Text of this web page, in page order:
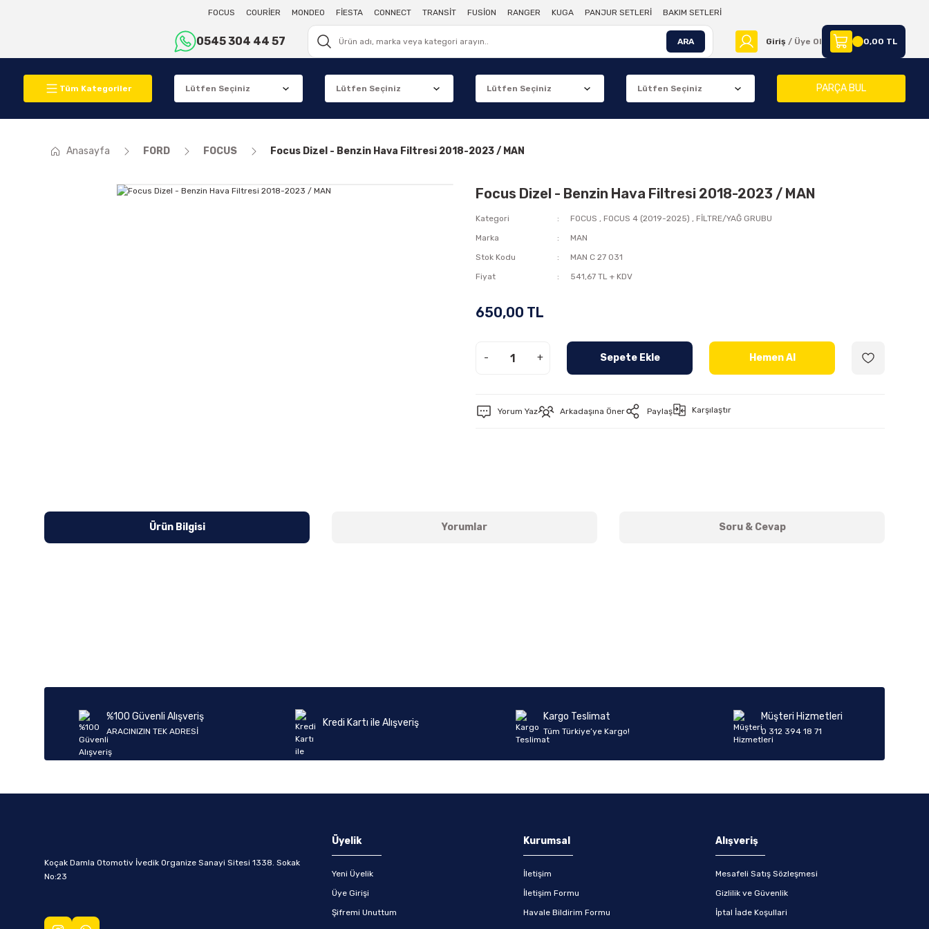
FOCUS COURİER MONDEO FİESTA CONNECT TRANSİT FUSİON RANGER KUGA PANJUR SETLERİ BAKIM SETLERİ
0545 304 44 57 ARA Giriş / Üye Ol 0,00 TL
Tüm Kategoriler PARÇA BUL
Anasayfa FORD FOCUS Focus Dizel - Benzin Hava Filtresi 2018-2023 / MAN
Focus Dizel - Benzin Hava Filtresi 2018-2023 / MAN
Kategori FOCUS , FOCUS 4 (2019-2025) , FİLTRE/YAĞ GRUBU
Marka
MAN
Stok Kodu
MAN C 27 031
Fiyat
541,67 TL + KDV
650,00 TL
- + Sepete Ekle Hemen Al
Yorum Yaz Arkadaşına Öner Paylaş Karşılaştır
Ürün Bilgisi Yorumlar Soru & Cevap
%100 Güvenli Alışveriş
ARACINIZIN TEK ADRESİ
Kredi Kartı ile Alışveriş
Kargo Teslimat
Tüm Türkiye’ye Kargo!
Müşteri Hizmetleri
0 312 394 18 71
Koçak Damla Otomotiv İvedik Organize Sanayi Sitesi 1338. Sokak
No:23
Üyelik
Yeni Üyelik
Üye Girişi
Şifremi Unuttum
Kurumsal
İletişim
İletişim Formu
Havale Bildirim Formu
Alışveriş
Mesafeli Satış Sözleşmesi
Gizlilik ve Güvenlik
İptal İade Koşullari